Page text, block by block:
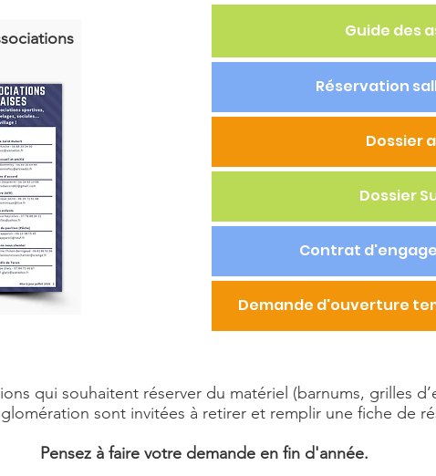
Guide des
Réservation
Dossier
Dossier
Contrat
Demande d'ouverture
qui souhaitent réserver du matériel (barnums, grilles
sont invitées à retirer et remplir une fiche de
Pensez à faire votre demande en fin d'année.